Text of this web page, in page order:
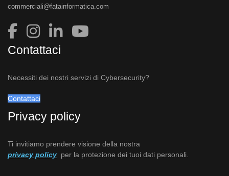
commerciali@fatainformatica.com
Contattaci
Necessiti dei nostri servizi di Cybersecurity?
Contattaci
Privacy policy
Ti invitiamo prendere visione della nostra
privacy policy per la protezione dei tuoi dati personali.